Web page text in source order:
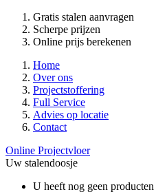
Gratis stalen aanvragen
Scherpe prijzen
Online prijs berekenen
Home
Over ons
Projectstoffering
Full Service
Advies op locatie
Contact
Online Projectvloer
Uw stalendoosje
U heeft nog geen